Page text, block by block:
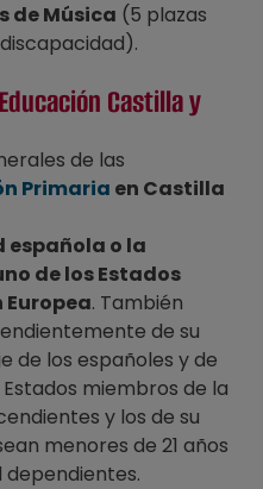
de Música (5 plazas
Castilla y
de las
Primaria en Castilla
o la
de los Estados
Europea. También
de su
de los españoles y de
miembros de la
y los de su
menores de 21 años
dependientes.